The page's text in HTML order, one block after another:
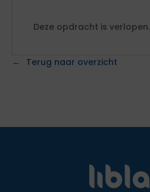
Deze opdracht is verlopen.
Terug naar overzicht